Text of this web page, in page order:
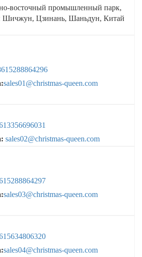
восточный промышленный парк,
Шичжун, Цзинань, Шаньдун, Китай
sales01@christmas-queen.com
sales02@christmas-queen.com
sales03@christmas-queen.com
sales04@christmas-queen.com